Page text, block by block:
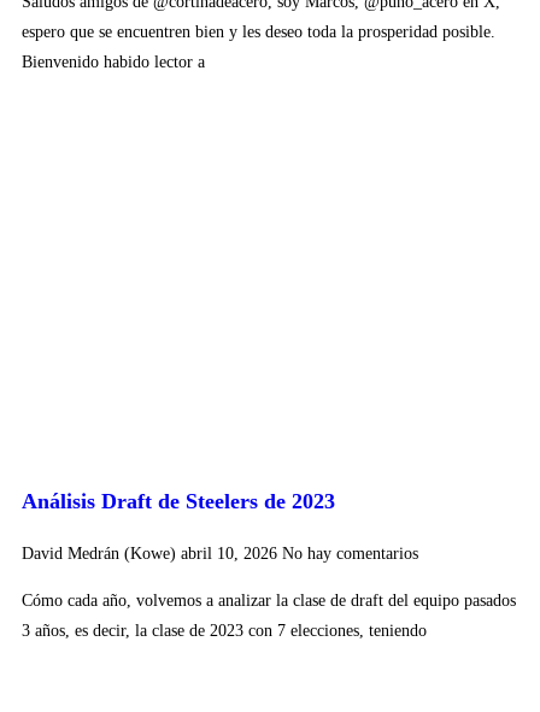
espero que se encuentren bien y les deseo toda la prosperidad posible.
Bienvenido habido lector a
Análisis Draft de Steelers de 2023
David Medrán (Kowe) abril 10, 2026 No hay comentarios
Cómo cada año, volvemos a analizar la clase de draft del equipo pasados
3 años, es decir, la clase de 2023 con 7 elecciones, teniendo